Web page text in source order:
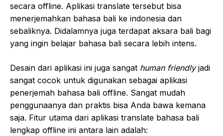
secara offline. Aplikasi translate tersebut bisa
menerjemahkan bahasa bali ke indonesia dan
sebaliknya. Didalamnya juga terdapat aksara bali bagi
yang ingin belajar bahasa bali secara lebih intens.
Desain dari aplikasi ini juga sangat human friendlyjadi
sangat cocok untuk digunakan sebagai aplikasi
penerjemah bahasa bali offline. Sangat mudah
penggunaanya dan praktis bisa Anda bawa kemana
saja. Fitur utama dari aplikasi translate bahasa bali
lengkap offline ini antara lain adalah: